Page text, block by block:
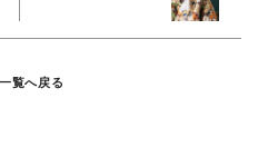
一覧へ戻る